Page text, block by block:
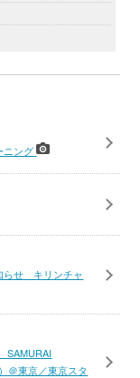
ニング
らせ キリンチャ
SAMURAI
＠東京／東京スタ